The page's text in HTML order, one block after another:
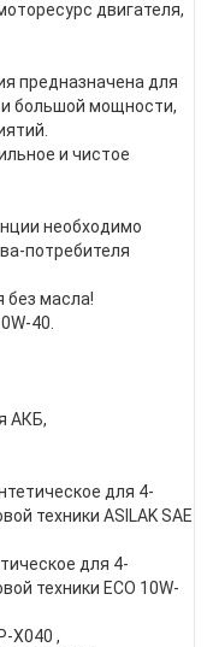
двигателя,
предназначена для
большой мощности,
и чистое
необходимо
потребителя
без масла!
40.
АКБ,
для 4-
техники ASILAK SAE
для 4-
техники ECO 10W-
X040 ,